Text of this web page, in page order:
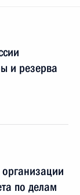
и резерва
по делам